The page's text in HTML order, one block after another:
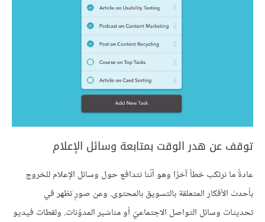
توقف عن هدر الوقت بمتابعة وسائل الإعلام
عادةً ما نرتكب خطأ آخرًا وهو أنّنا نتدافع حول وسائل الإعلام للخروج
بأحدث الأفكار المتعلقة بالتسويق بالمحتوى. وعن صورٍ تظهر في
تحديثات وسائل التواصل الاجتماعيّ أو مناشير المدوّنات. ولقطات فيديو